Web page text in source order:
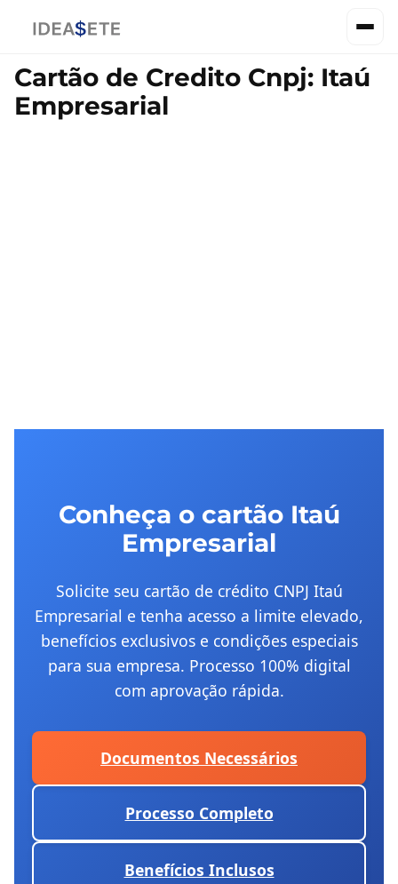
Cartão de Credito Cnpj: Itaú
Empresarial
Conheça o cartão Itaú
Empresarial
Solicite seu cartão de crédito CNPJ Itaú
Empresarial e tenha acesso a limite elevado,
benefícios exclusivos e condições especiais
para sua empresa. Processo 100% digital
com aprovação rápida.
Documentos Necessários
Processo Completo
Benefícios Inclusos